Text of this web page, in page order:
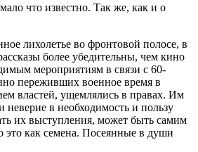
что известно. Так же, как и о
лихолетье во фронтовой полосе, в
более убедительны, чем кино
мероприятиям в связи с 60-
переживших военное время в
властей, ущемлялись в правах. Им
в необходимость и пользу
их выступления, может быть самим
это как семена. Посеянные в души